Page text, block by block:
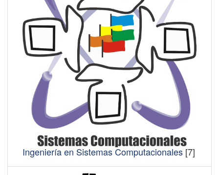
Ingeniería en Sistemas Computacionales [7]